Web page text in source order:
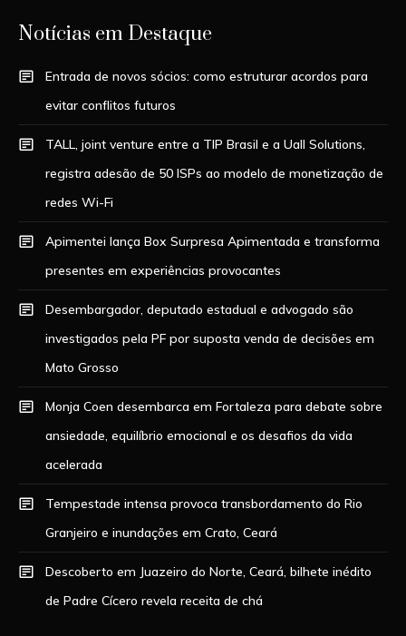
Notícias em Destaque
Entrada de novos sócios: como estruturar acordos para
evitar conflitos futuros
TALL, joint venture entre a TIP Brasil e a Uall Solutions,
registra adesão de 50 ISPs ao modelo de monetização de
redes Wi-Fi
Apimentei lança Box Surpresa Apimentada e transforma
presentes em experiências provocantes
Desembargador, deputado estadual e advogado são
investigados pela PF por suposta venda de decisões em
Mato Grosso
Monja Coen desembarca em Fortaleza para debate sobre
ansiedade, equilíbrio emocional e os desafios da vida
acelerada
Tempestade intensa provoca transbordamento do Rio
Granjeiro e inundações em Crato, Ceará
Descoberto em Juazeiro do Norte, Ceará, bilhete inédito
de Padre Cícero revela receita de chá